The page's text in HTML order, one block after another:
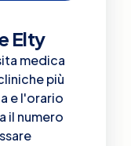
Elty
medica
più
e l'orario
il numero